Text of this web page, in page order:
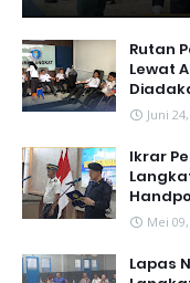
Rutan
Lewat
Juni
Ikrar
Mei
Lapas